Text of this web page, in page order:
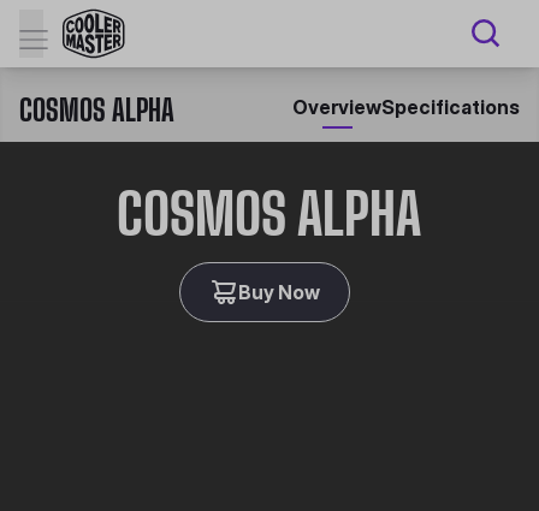
COSMOS ALPHA OverviewSpecifications
COSMOS ALPHA
Buy Now